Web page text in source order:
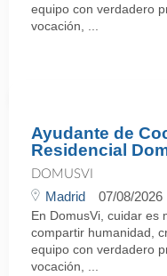
equipo con verdadero
vocación, ...
Ayudante de
Residencial
DOMUSVI
Madrid 07/08/2026
En DomusVi, cuidar es
compartir humanidad,
equipo con verdadero
vocación, ...